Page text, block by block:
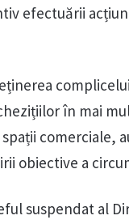
efectuării
în mai
spații
obiective a
suspendat al